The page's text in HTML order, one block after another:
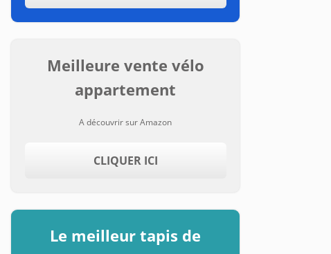
Meilleure vente vélo
appartement
A découvrir sur Amazon
CLIQUER ICI
Le meilleur tapis de